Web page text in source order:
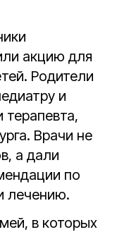
акцию для
Родители
и
Врачи не
а дали
по
лечению.
в которых